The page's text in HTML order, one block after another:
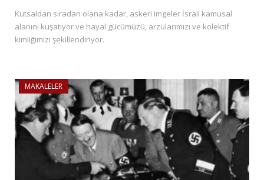
Kutsaldan sıradan olana kadar, askeri imgeler İsrail kamusal
alanını kuşatıyor ve hayal gücümüzü, arzularımızı ve kolektif
kimliğimizi şekillendiriyor.
MAKALELER